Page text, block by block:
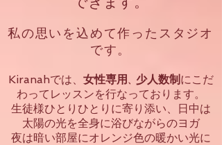
私の思いを込めて作ったスタジオ
です。
Kiranahでは、 女性専用 ​、 少人数制 にこだ
わってレッスンを行なっております。
生徒様ひとりひとりに寄り添い、日中は
太陽の光を全身に浴びながらのヨガ
夜は暗い部屋にオレンジ色の暖かい光に